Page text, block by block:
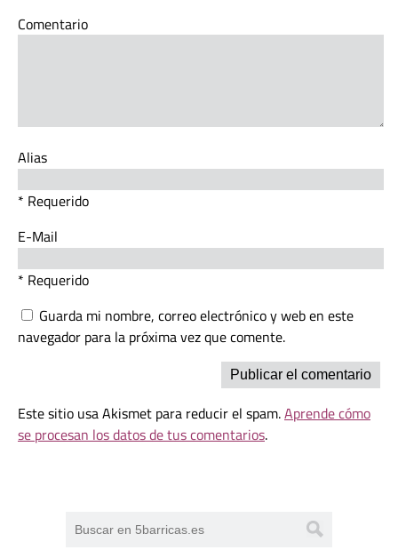
Comentario
Alias
* Requerido
E-Mail
* Requerido
Guarda mi nombre, correo electrónico y web en este
navegador para la próxima vez que comente.
Este sitio usa Akismet para reducir el spam.Aprende cómo
se procesan los datos de tus comentarios.